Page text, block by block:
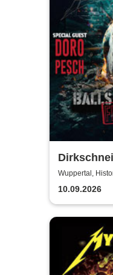
Wall
Wuppertal,
10.09.2026